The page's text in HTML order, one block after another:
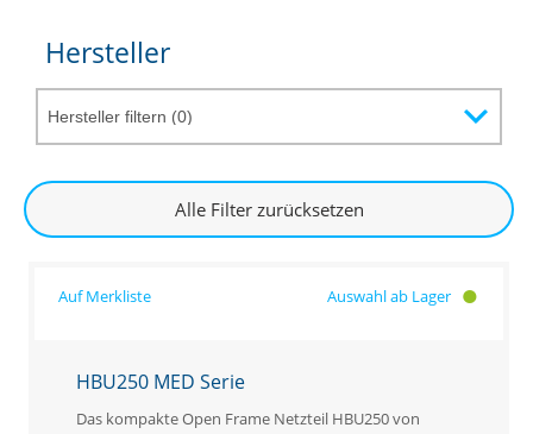
Hersteller
Alle Filter zurücksetzen
Auswahl ab Lager
HBU250 MED Serie
Das kompakte Open Frame Netzteil HBU250 von